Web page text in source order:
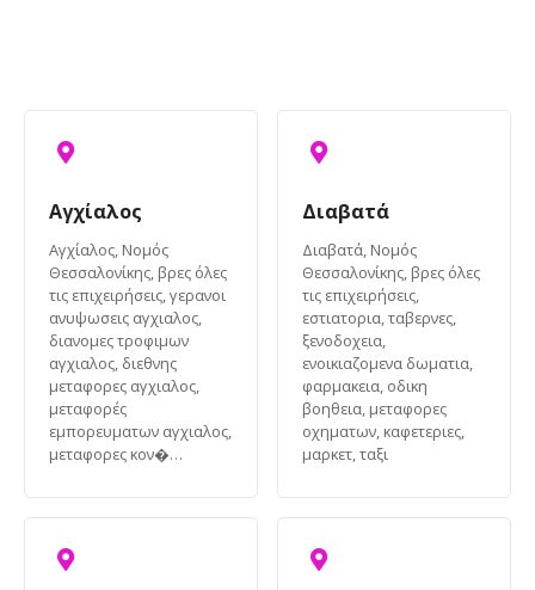
Αγχίαλος
Αγχίαλος, Νομός
Θεσσαλονίκης, βρες όλες
τις επιχειρήσεις, γερανοι
ανυψωσεις αγχιαλος,
διανομες τροφιμων
αγχιαλος, διεθνης
μεταφορες αγχιαλος,
μεταφορές
εμπορευματων αγχιαλος,
μεταφορες κον�…
Διαβατά
Διαβατά, Νομός
Θεσσαλονίκης, βρες όλες
τις επιχειρήσεις,
εστιατορια, ταβερνες,
ξενοδοχεια,
ενοικιαζομενα δωματια,
φαρμακεια, οδικη
βοηθεια, μεταφορες
οχηματων, καφετεριες,
μαρκετ, ταξι